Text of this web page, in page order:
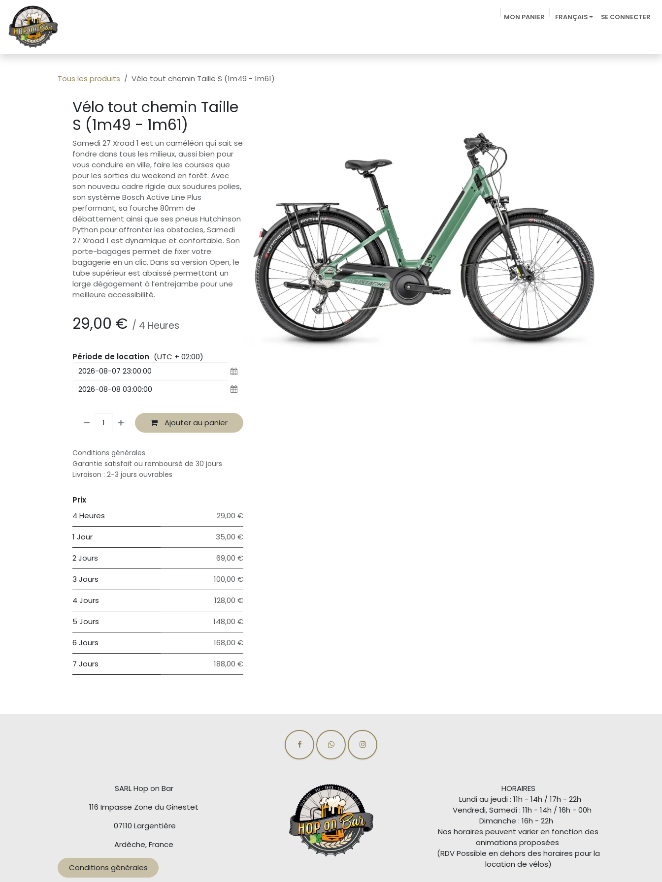
Se rendre au contenu
MON PANIER FRANÇAIS SE CONNECTER
Tous les produits Vélo tout chemin Taille S (1m49 - 1m61)
Vélo tout chemin Taille
S (1m49 - 1m61)
Samedi 27 Xroad 1 est un caméléon qui sait se
fondre dans tous les milieux, aussi bien pour
vous conduire en ville, faire les courses que
pour les sorties du weekend en forêt. Avec
son nouveau cadre rigide aux soudures polies,
son système Bosch Active Line Plus
performant, sa fourche 80mm de
débattement ainsi que ses pneus Hutchinson
Python pour affronter les obstacles, Samedi
27 Xroad 1 est dynamique et confortable. Son
porte-bagages permet de fixer votre
bagagerie en un clic. Dans sa version Open, le
tube supérieur est abaissé permettant un
large dégagement à l’entrejambe pour une
meilleure accessibilité.
29,00 € / 4 Heures
Période de location (UTC + 02:00)
Ajouter au panier
Conditions générales
Garantie satisfait ou remboursé de 30 jours
Livraison : 2-3 jours ouvrables
Prix
4 Heures
29,00 €
1 Jour 35,00 €
2 Jours 69,00 €
3 Jours 100,00 €
4 Jours 128,00 €
5 Jours 148,00 €
6 Jours 168,00 €
7 Jours 188,00 €
SARL Hop on Bar
116 Impasse Zone du Ginestet
07110 Largentière
Ardèche, France
Conditions générales
HORAIRES
Lundi au jeudi : 11h - 14h / 17h - 22h
Vendredi, Samedi : 11h - 14h / 16h - 00h
Dimanche : 16h - 22h
Nos horaires peuvent varier en fonction des
animations proposées
(RDV Possible en dehors des horaires pour la
location de vélos)